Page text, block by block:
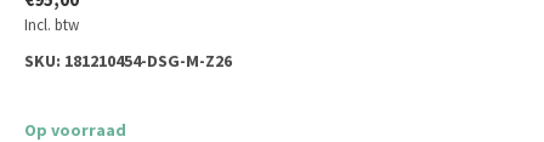
Incl. btw
SKU: 181210454-DSG-M-Z26
Op voorraad